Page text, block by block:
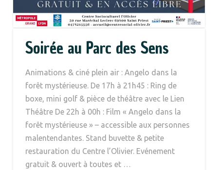
Soirée au Parc des Sens
Animations & ciné plein air : Angelo dans la
forêt mystérieuse. De 17h à 21h45 : Ring de
boxe, mini golf & pièce de théâtre avec le Lien
Théâtre De 22h à 00h : Film « Angelo dans la
forêt mystérieuse » – accessible aux personnes
malentendantes. Stand buvette & petite
restauration du Centre l’Olivier. Evénement
gratuit & ouvert à toutes et …